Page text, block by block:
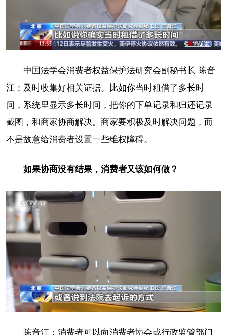
中国法学会消费者权益保护法研究会副秘书长 陈音
江：及时收集好相关证据。比如你当时租借了多长时
间，系统里显示多长时间，把你的下单记录和归还记录
截图，和商家协商解决。商家要积极及时解决问题，而
不是故意给消费者设置一些维权障碍。
如果协商没有结果，消费者又该如何做？
陈音江：消费者可以向消费者协会或行政监管部门